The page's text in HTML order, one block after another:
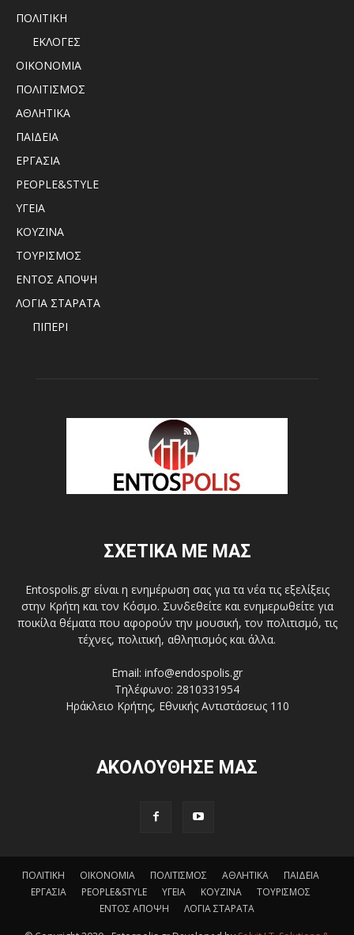
ΠΟΛΙΤΙΚΗ
ΕΚΛΟΓΕΣ
ΟΙΚΟΝΟΜΙΑ
ΠΟΛΙΤΙΣΜΟΣ
ΑΘΛΗΤΙΚΑ
ΠΑΙΔΕΙΑ
ΕΡΓΑΣΙΑ
PEOPLE&STYLE
ΥΓΕΙΑ
ΚΟΥΖΙΝΑ
ΤΟΥΡΙΣΜΟΣ
ΕΝΤΟΣ ΑΠΟΨΗ
ΛΟΓΙΑ ΣΤΑΡΑΤΑ
ΠΙΠΕΡΙ
ΣΧΕΤΙΚΑ ΜΕ ΜΑΣ
Entospolis.gr είναι η ενημέρωση σας για τα νέα τις εξελίξεις
στην Κρήτη και τον Κόσμο. Συνδεθείτε και ενημερωθείτε για
ποικίλα θέματα που αφορούν την μουσική, τον πολιτισμό, τις
τέχνες, πολιτική, αθλητισμός και άλλα.
Email: info@endospolis.gr
Τηλέφωνο: 2810331954
Ηράκλειο Κρήτης, Εθνικής Αντιστάσεως 110
ΑΚΟΛΟΥΘΗΣΕ ΜΑΣ
ΠΟΛΙΤΙΚΗ ΟΙΚΟΝΟΜΙΑ ΠΟΛΙΤΙΣΜΟΣ ΑΘΛΗΤΙΚΑ
ΠΑΙΔΕΙΑ
ΕΡΓΑΣΙΑ
PEOPLE&STYLE ΥΓΕΙΑ ΚΟΥΖΙΝΑ
ΤΟΥΡΙΣΜΟΣ
ΕΝΤΟΣ ΑΠΟΨΗ
ΛΟΓΙΑ ΣΤΑΡΑΤΑ